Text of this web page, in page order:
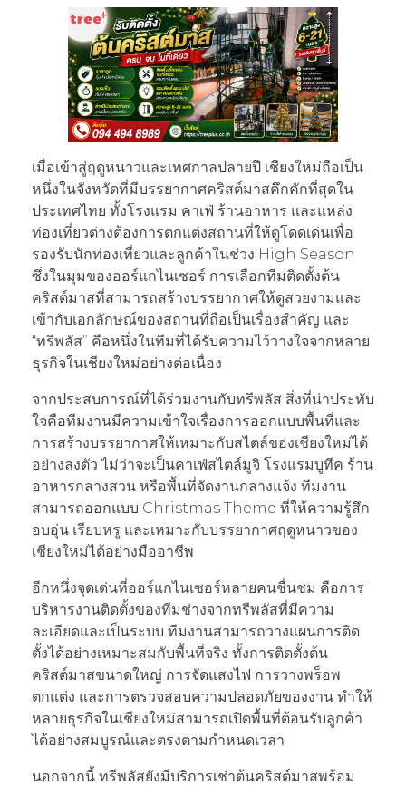
เมื่อเข้าสู่ฤดูหนาวและเทศกาลปลายปี เชียงใหม่ถือเป็น
หนึ่งในจังหวัดที่มีบรรยากาศคริสต์มาสคึกคักที่สุดใน
ประเทศไทย ทั้งโรงแรม คาเฟ่ ร้านอาหาร และแหล่ง
ท่องเที่ยวต่างต้องการตกแต่งสถานที่ให้ดูโดดเด่นเพื่อ
รองรับนักท่องเที่ยวและลูกค้าในช่วง High Season
ซึ่งในมุมของออร์แกไนเซอร์ การเลือกทีมติดตั้งต้น
คริสต์มาสที่สามารถสร้างบรรยากาศให้ดูสวยงามและ
เข้ากับเอกลักษณ์ของสถานที่ถือเป็นเรื่องสำคัญ และ
“ทรีพลัส” คือหนึ่งในทีมที่ได้รับความไว้วางใจจากหลาย
ธุรกิจในเชียงใหม่อย่างต่อเนื่อง
จากประสบการณ์ที่ได้ร่วมงานกับทรีพลัส สิ่งที่น่าประทับ
ใจคือทีมงานมีความเข้าใจเรื่องการออกแบบพื้นที่และ
การสร้างบรรยากาศให้เหมาะกับสไตล์ของเชียงใหม่ได้
อย่างลงตัว ไม่ว่าจะเป็นคาเฟ่สไตล์มูจิ โรงแรมบูทีค ร้าน
อาหารกลางสวน หรือพื้นที่จัดงานกลางแจ้ง ทีมงาน
สามารถออกแบบ Christmas Theme ที่ให้ความรู้สึก
อบอุ่น เรียบหรู และเหมาะกับบรรยากาศฤดูหนาวของ
เชียงใหม่ได้อย่างมืออาชีพ
อีกหนึ่งจุดเด่นที่ออร์แกไนเซอร์หลายคนชื่นชม คือการ
บริหารงานติดตั้งของทีมช่างจากทรีพลัสที่มีความ
ละเอียดและเป็นระบบ ทีมงานสามารถวางแผนการติด
ตั้งได้อย่างเหมาะสมกับพื้นที่จริง ทั้งการติดตั้งต้น
คริสต์มาสขนาดใหญ่ การจัดแสงไฟ การวางพร็อพ
ตกแต่ง และการตรวจสอบความปลอดภัยของงาน ทำให้
หลายธุรกิจในเชียงใหม่สามารถเปิดพื้นที่ต้อนรับลูกค้า
ได้อย่างสมบูรณ์และตรงตามกำหนดเวลา
นอกจากนี้ ทรีพลัสยังมีบริการเช่าต้นคริสต์มาสพร้อม